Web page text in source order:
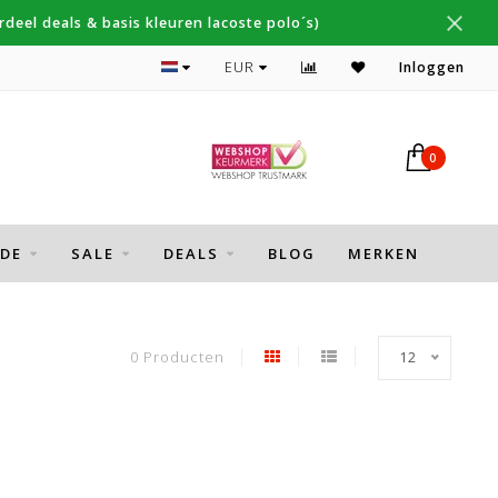
deals & basis kleuren lacoste polo´s)
Topmerken Thomas Maine, Cavallaro, Desoto
EUR Inloggen
0
SALE DEALS BLOG MERKEN
0 Producten 12